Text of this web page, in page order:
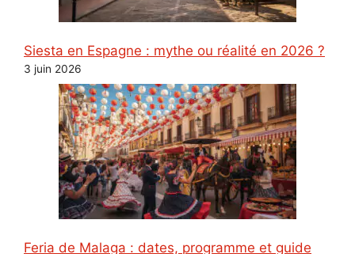
Siesta en Espagne : mythe ou réalité en 2026 ?
3 juin 2026
Feria de Malaga : dates, programme et guide